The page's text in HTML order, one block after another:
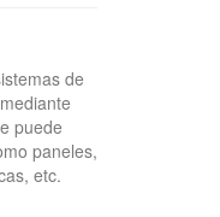
de
puede
paneles,
etc.